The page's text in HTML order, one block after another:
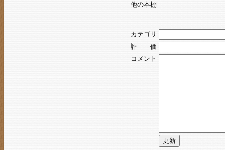
他の本棚
カテゴリ
評 価
コメント